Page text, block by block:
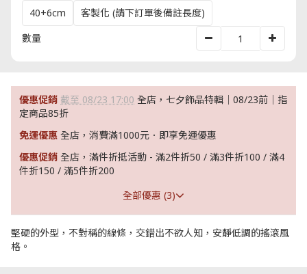
40+6cm
客製化 (請下訂單後備註長度)
數量
優惠促銷 截至 08/23 17:00 全店，七夕飾品特輯｜08/23前｜指
定商品85折
免運優惠 全店，消費滿1000元．即享免運優惠
優惠促銷 全店，滿件折抵活動 - 滿2件折50 / 滿3件折100 / 滿4
件折150 / 滿5件折200
全部優惠 (3)
堅硬的外型，不對稱的線條，交錯出不欲人知，安靜低調的搖滾風
格。